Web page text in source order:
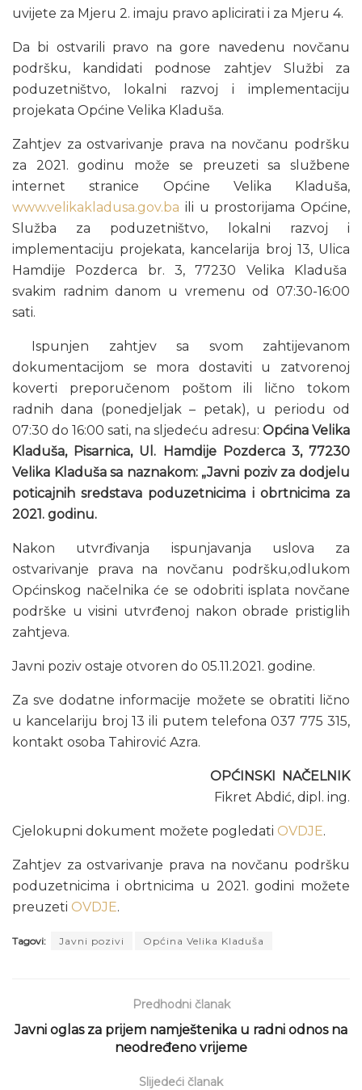
uvijete za Mjeru 2. imaju pravo aplicirati i za Mjeru 4.
Da bi ostvarili pravo na gore navedenu novčanu
podršku, kandidati podnose zahtjev Službi za
poduzetništvo, lokalni razvoj i implementaciju
projekata Općine Velika Kladuša.
Zahtjev za ostvarivanje prava na novčanu podršku
za 2021. godinu može se preuzeti sa službene
internet stranice Općine Velika Kladuša,
www.velikakladusa.gov.ba ili u prostorijama Općine,
Služba za poduzetništvo, lokalni razvoj i
implementaciju projekata, kancelarija broj 13, Ulica
Hamdije Pozderca br. 3, 77230 Velika Kladuša
svakim radnim danom u vremenu od 07:30-16:00
sati.
Ispunjen zahtjev sa svom zahtijevanom
dokumentacijom se mora dostaviti u zatvorenoj
koverti preporučenom poštom ili lično tokom
radnih dana (ponedjeljak – petak), u periodu od
07:30 do 16:00 sati, na sljedeću adresu: Općina Velika
Kladuša, Pisarnica, Ul. Hamdije Pozderca 3, 77230
Velika Kladušasa naznakom: „Javni poziv za dodjelu
poticajnih sredstava poduzetnicima i obrtnicima za
2021. godinu.
Nakon utvrđivanja ispunjavanja uslova za
ostvarivanje prava na novčanu podršku,odlukom
Općinskog načelnika će se odobriti isplata novčane
podrške u visini utvrđenoj nakon obrade pristiglih
zahtjeva.
Javni poziv ostaje otvoren do 05.11.2021. godine.
Za sve dodatne informacije možete se obratiti lično
u kancelariju broj 13 ili putem telefona 037 775 315,
kontakt osoba Tahirović Azra.
OPĆINSKI NAČELNIK
Fikret Abdić, dipl. ing.
Cjelokupni dokument možete pogledati OVDJE.
Zahtjev za ostvarivanje prava na novčanu podršku
poduzetnicima i obrtnicima u 2021. godini možete
preuzeti OVDJE.
Tagovi: Javni pozivi Općina Velika Kladuša
Predhodni članak
Javni oglas za prijem namještenika u radni odnos na
neodređeno vrijeme
Slijedeći članak